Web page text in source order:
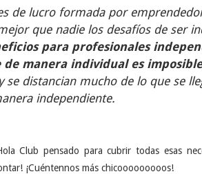
de lucro formada por
que nadie los desafíos de ser
para profesionales
manera individual es
se distancian mucho de lo que se
independiente.
Club pensado para cubrir todas esas
¡Cuéntennos más chicooooooooos!